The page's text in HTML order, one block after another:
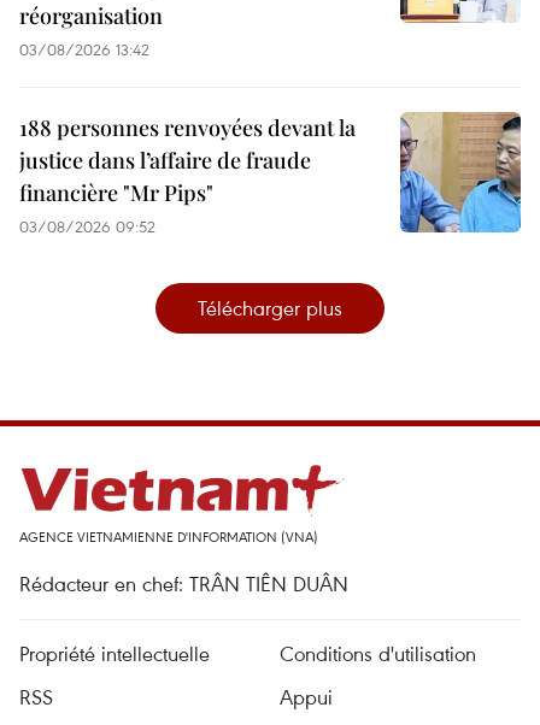
réorganisation
03/08/2026 13:42
188 personnes renvoyées devant la
justice dans l’affaire de fraude
financière "Mr Pips"
03/08/2026 09:52
Télécharger plus
AGENCE VIETNAMIENNE D'INFORMATION (VNA)
Rédacteur en chef: TRÂN TIÊN DUÂN
Propriété intellectuelle
Conditions d'utilisation
RSS
Appui